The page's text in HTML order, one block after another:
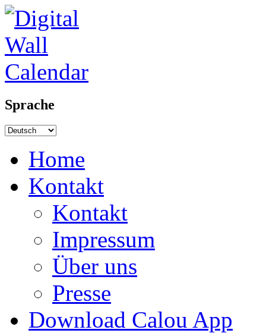
Sprache
Home
Kontakt
Kontakt
Impressum
Über uns
Presse
Download Calou App